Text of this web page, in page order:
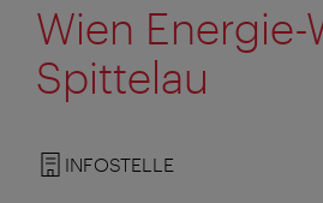
Wien Energie-
Spittelau
INFOSTELLE